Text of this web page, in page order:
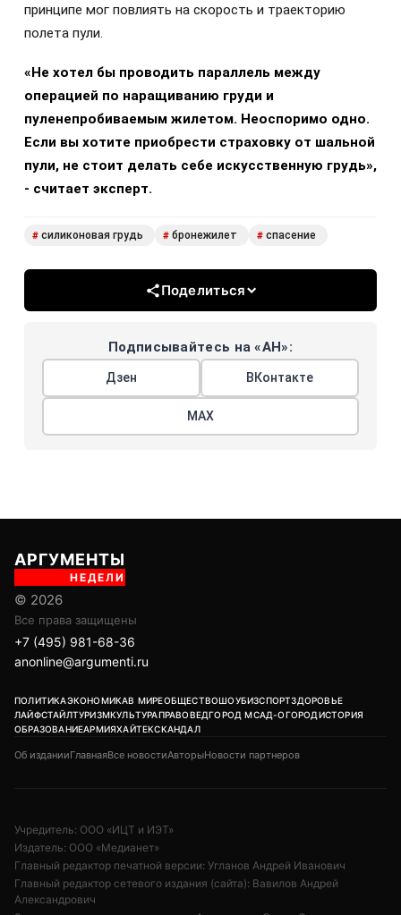
принципе мог повлиять на скорость и траекторию
полета пули.
«Не хотел бы проводить параллель между
операцией по наращиванию груди и
пуленепробиваемым жилетом. Неоспоримо одно.
Если вы хотите приобрести страховку от шальной
пули, не стоит делать себе искусственную грудь»,
- считает эксперт.
# силиконовая грудь # бронежилет # спасение
Поделиться
Подписывайтесь на «АН»:
Дзен ВКонтакте
МАХ
АРГУМЕНТЫ
НЕДЕЛИ
© 2026
Все права защищены
+7 (495) 981-68-36
anonline@argumenti.ru
ПОЛИТИКАЭКОНОМИКАВ МИРЕОБЩЕСТВОШОУБИЗСПОРТЗДОРОВЬЕ
ЛАЙФСТАЙЛТУРИЗМКУЛЬТУРАПРАВОВЕДГОРОД МСАД-ОГОРОДИСТОРИЯ
ОБРАЗОВАНИЕАРМИЯХАЙТЕКСКАНДАЛ
Об изданииГлавнаяВсе новостиАвторыНовости партнеров
Учредитель: ООО «ИЦТ и ИЭТ»
Издатель: ООО «Медианет»
Главный редактор печатной версии: Угланов Андрей Иванович
Главный редактор сетевого издания (сайта): Вавилов Андрей
Александрович